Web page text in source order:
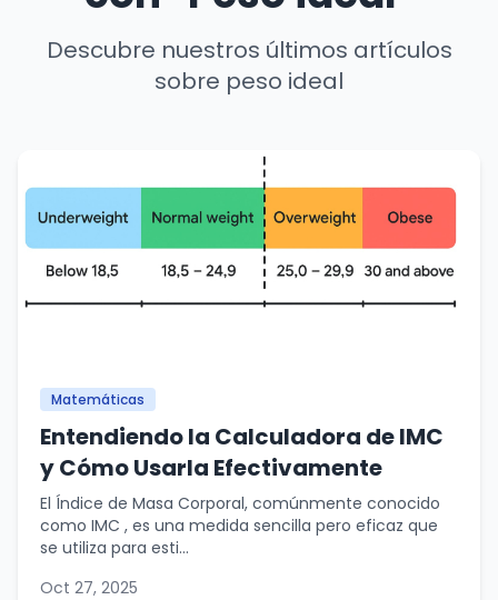
Descubre nuestros últimos artículos
sobre peso ideal
Matemáticas
Entendiendo la Calculadora de IMC
y Cómo Usarla Efectivamente
El Índice de Masa Corporal, comúnmente conocido
como IMC , es una medida sencilla pero eficaz que
se utiliza para esti...
Oct 27, 2025